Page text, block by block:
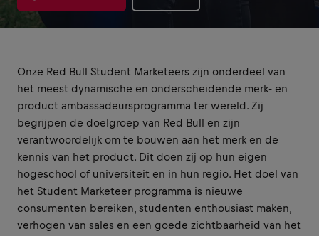
Onze Red Bull Student Marketeers zijn onderdeel van
het meest dynamische en onderscheidende merk- en
product ambassadeursprogramma ter wereld. Zij
begrijpen de doelgroep van Red Bull en zijn
verantwoordelijk om te bouwen aan het merk en de
kennis van het product. Dit doen zij op hun eigen
hogeschool of universiteit en in hun regio. Het doel van
het Student Marketeer programma is nieuwe
consumenten bereiken, studenten enthousiast maken,
verhogen van sales en een goede zichtbaarheid van het